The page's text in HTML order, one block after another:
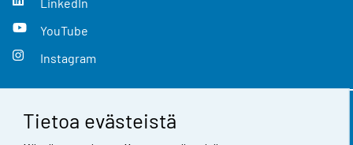
Tietoa evästeistä
YouTube
Instagram
Yhteystiedot